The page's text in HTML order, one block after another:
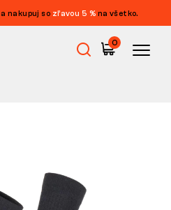
a nakupuj so zľavou 5 % na všetko.
0